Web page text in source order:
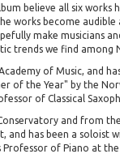
believe all six
works become
make musicians
trends we find
of Music, and
of the Year" by the
of Classical
and from
and has been a
of Piano at